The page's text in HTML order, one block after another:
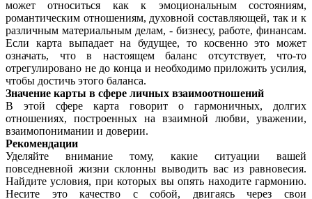
может относиться как к эмоциональным состояниям,
романтическим отношениям, духовной составляющей, так и к
различным материальным делам, - бизнесу, работе, финансам.
Если карта выпадает на будущее, то косвенно это может
означать, что в настоящем баланс отсутствует, что-то
отрегулировано не до конца и необходимо приложить усилия,
чтобы достичь этого баланса.
Значение карты в сфере личных взаимоотношений
В этой сфере карта говорит о гармоничных, долгих
отношениях, построенных на взаимной любви, уважении,
взаимопонимании и доверии.
Рекомендации
Уделяйте внимание тому, какие ситуации вашей
повседневной жизни склонны выводить вас из равновесия.
Найдите условия, при которых вы опять находите гармонию.
Несите это качество с собой, двигаясь через свои